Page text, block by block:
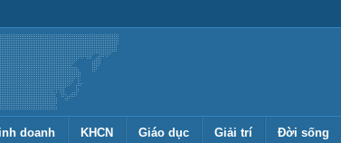
doanh KHCN Giáo dục Giải trí Đời sống